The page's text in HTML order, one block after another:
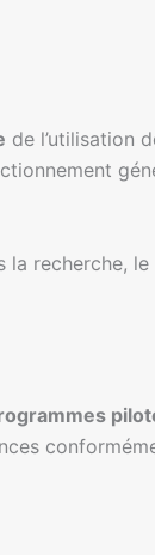
de l’utilisation
la recherche,